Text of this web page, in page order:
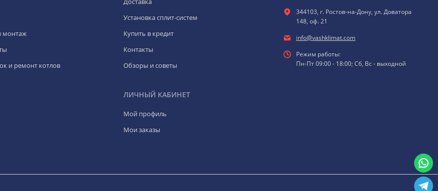
монтаж
и ремонт котлов
Установка сплит-систем
Купить в кредит
Контакты
Обзоры и советы
ЛИЧНЫЙ КАБИНЕТ
Мой профиль
Мои заказы
344103, г. Ростов-на-Дону, ул. Доватора
148, оф. 21
info@vashklimat.com
Режим работы:
Пн-Пт 09:00 - 18:00; Сб, Вс - выходной